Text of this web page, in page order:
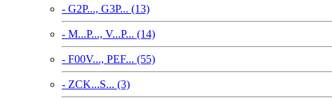
- G2P..., G3P... (13)
- M...P..., V...P... (14)
- F00V..., PEF... (55)
- ZCK...S... (3)